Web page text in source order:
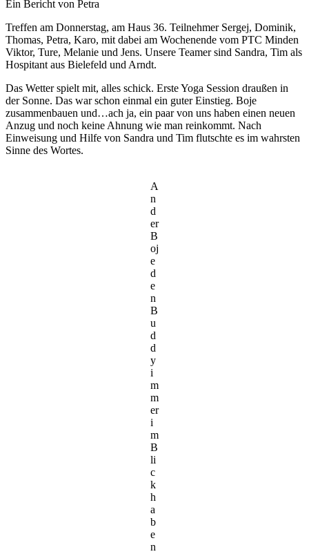
Ein Bericht von Petra
Treffen am Donnerstag, am Haus 36. Teilnehmer Sergej, Dominik,
Thomas, Petra, Karo, mit dabei am Wochenende vom PTC Minden
Viktor, Ture, Melanie und Jens. Unsere Teamer sind Sandra, Tim als
Hospitant aus Bielefeld und Arndt.
Das Wetter spielt mit, alles schick. Erste Yoga Session draußen in
der Sonne. Das war schon einmal ein guter Einstieg. Boje
zusammenbauen und…ach ja, ein paar von uns haben einen neuen
Anzug und noch keine Ahnung wie man reinkommt. Nach
Einweisung und Hilfe von Sandra und Tim flutschte es im wahrsten
Sinne des Wortes.
A
n
d
er
B
oj
e
d
e
n
B
u
d
d
y
i
m
m
er
i
m
B
li
c
k
h
a
b
e
n